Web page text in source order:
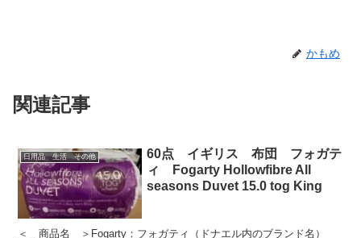
かもめ
関連記事
日用品 生活 その他
60点 イギリス 布団 フォガテ
ィ Fogarty Hollowfibre All
seasons Duvet 15.0 tog King
＜ 商品名 ＞Fogarty：フォガティ（ドナエル内のブランド名）